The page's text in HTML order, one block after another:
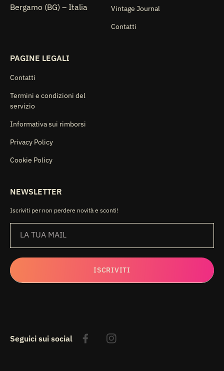
Bergamo (BG) – Italia
Vintage Journal
Contatti
PAGINE LEGALI
Contatti
Termini e condizioni del
servizio
Informativa sui rimborsi
Privacy Policy
Cookie Policy
NEWSLETTER
Iscriviti per non perdere novità e sconti!
LA TUA MAIL
ISCRIVITI
Seguici sui social FacebookInstagram